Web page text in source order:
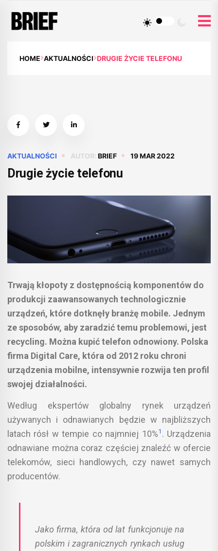
HOME AKTUALNOŚCI DRUGIE ŻYCIE TELEFONU
AKTUALNOŚCI AUTOR: BRIEF 19 MAR 2022
Drugie życie telefonu
Trwają kłopoty z dostępnością komponentów do
produkcji zaawansowanych technologicznie
urządzeń, które dotknęły branżę mobile. Jednym
ze sposobów, aby zaradzić temu problemowi, jest
recycling. Można kupić telefon odnowiony. Polska
firma Digital Care, która od 2012 roku chroni
urządzenia mobilne, intensywnie rozwija ten profil
swojej działalności.
Według ekspertów globalny rynek urządzeń
używanych i odnawianych będzie w najbliższych
latach rósł w tempie co najmniej 10%1 . Urządzenia
odnawiane można coraz częściej znaleźć w ofercie
telekomów, sieci handlowych, czy nawet samych
producentów.
Jako firma, która od lat funkcjonuje na
polskim i zagranicznych rynkach usług